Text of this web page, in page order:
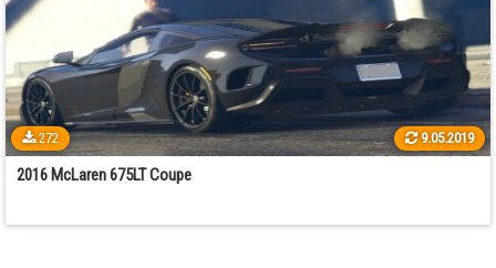
272 9.05.2019
2016 McLaren 675LT Coupe